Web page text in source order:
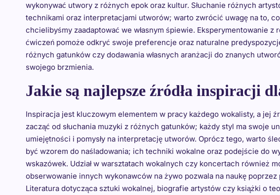
wykonywać utwory z różnych epok oraz kultur. Słuchanie różnych
technikami oraz interpretacjami utworów; warto zwrócić uwagę na to,
chcielibyśmy zaadaptować we własnym śpiewie. Eksperymentowanie
ćwiczeń pomoże odkryć swoje preferencje oraz naturalne
różnych gatunków czy dodawania własnych aranżacji do znanych
swojego brzmienia.
Jakie są najlepsze źródła inspiracji
Inspiracja jest kluczowym elementem w pracy każdego wokalisty, a jej
zacząć od słuchania muzyki z różnych gatunków; każdy styl ma swoje
umiejętności i pomysły na interpretację utworów. Oprócz tego, warto
być wzorem do naśladowania; ich techniki wokalne oraz podejście do
wskazówek. Udział w warsztatach wokalnych czy koncertach również
obserwowanie innych wykonawców na żywo pozwala na naukę
Literatura dotycząca sztuki wokalnej, biografie artystów czy książki o